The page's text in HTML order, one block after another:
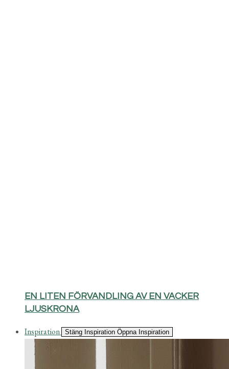
EN LITEN FÖRVANDLING AV EN VACKER
LJUSKRONA
Inspiration Stäng Inspiration Öppna Inspiration